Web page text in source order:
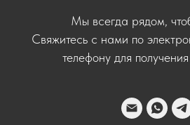
Мы всегда рядом,
Свяжитесь с нами по
телефону для